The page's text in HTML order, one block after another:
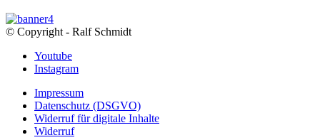
© Copyright - Ralf Schmidt
Youtube
Instagram
Impressum
Datenschutz (DSGVO)
Widerruf für digitale Inhalte
Widerruf